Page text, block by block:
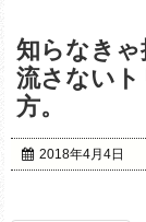
知らなき
流さない
方。
2018年4月4日